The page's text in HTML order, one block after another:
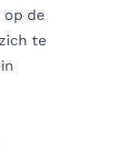
de
te